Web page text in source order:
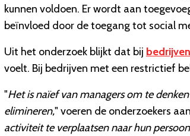
kunnen voldoen. Er wordt aan
beïnvloed door de toegang tot social
Uit het onderzoek blijkt dat bij bedrijven
voelt. Bij bedrijven met een restrictief
"Het is naïef van managers om te
elimineren," voeren de onderzoekers
activiteit te verplaatsen naar hun